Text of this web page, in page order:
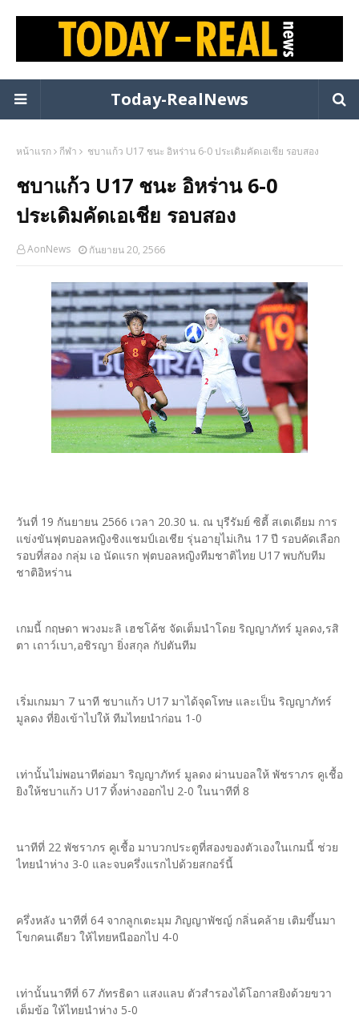
Today-RealNews
หน้าแรก กีฬา ชบาแก้ว U17 ชนะ อิหร่าน 6-0 ประเดิมคัดเอเชีย รอบสอง
ชบาแก้ว U17 ชนะ อิหร่าน 6-0
ประเดิมคัดเอเชีย รอบสอง
AonNews กันยายน 20, 2566
วันที่ 19 กันยายน 2566 เวลา 20.30 น. ณ บุรีรัมย์ ซิตี้ สเตเดียม การ
แข่งขันฟุตบอลหญิงชิงแชมป์เอเชีย รุ่นอายุไม่เกิน 17 ปี รอบคัดเลือก
รอบที่สอง กลุ่ม เอ นัดแรก ฟุตบอลหญิงทีมชาติไทย U17 พบกับทีม
ชาติอิหร่าน
เกมนี้ กฤษดา พวงมะลิ เฮชโค้ช จัดเต็มนำโดย ริญญาภัทร์ มูลดง,รสิ
ตา เถาว์เบา,อชิรญา ยิ่งสกุล กัปตันทีม
เริ่มเกมมา 7 นาที ชบาแก้ว U17 มาได้จุดโทษ และเป็น ริญญาภัทร์
มูลดง ที่ยิงเข้าไปให้ ทีมไทยนำก่อน 1-0
เท่านั้นไม่พอนาทีต่อมา ริญญาภัทร์ มูลดง ผ่านบอลให้ พัชราภร คูเชื้อ
ยิงให้ชบาแก้ว U17 ทิ้งห่างออกไป 2-0 ในนาทีที่ 8
นาทีที่ 22 พัชราภร คูเชื้อ มาบวกประตูที่สองของตัวเองในเกมนี้ ช่วย
ไทยนำห่าง 3-0 และจบครึ่งแรกไปด้วยสกอร์นี้
ครึ่งหลัง นาทีที่ 64 จากลูกเตะมุม ภิญญาพัชญ์ กลิ่นคล้าย เติมขึ้นมา
โขกคนเดียว ให้ไทยหนีออกไป 4-0
เท่านั้นนาทีที่ 67 ภัทรธิดา แสงแลบ ตัวสำรองได้โอกาสยิงด้วยขวา
เต็มข้อ ให้ไทยนำห่าง 5-0